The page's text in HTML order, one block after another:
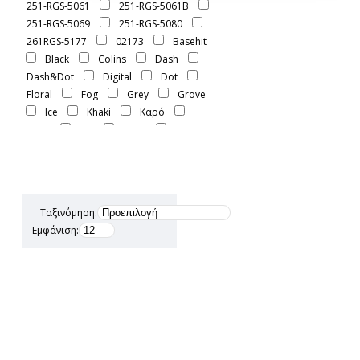
251-RGS-5061
251-RGS-5061B
251-RGS-5069
251-RGS-5080
261RGS-5177
02173
Basehit
Black
Colins
Dash
Dash&Dot
Digital
Dot
Floral
Fog Grey
Grove
Ice
Khaki
Kαρό
Πουκάμισο
Χακί
Ταξινόμηση:
Εμφάνιση: